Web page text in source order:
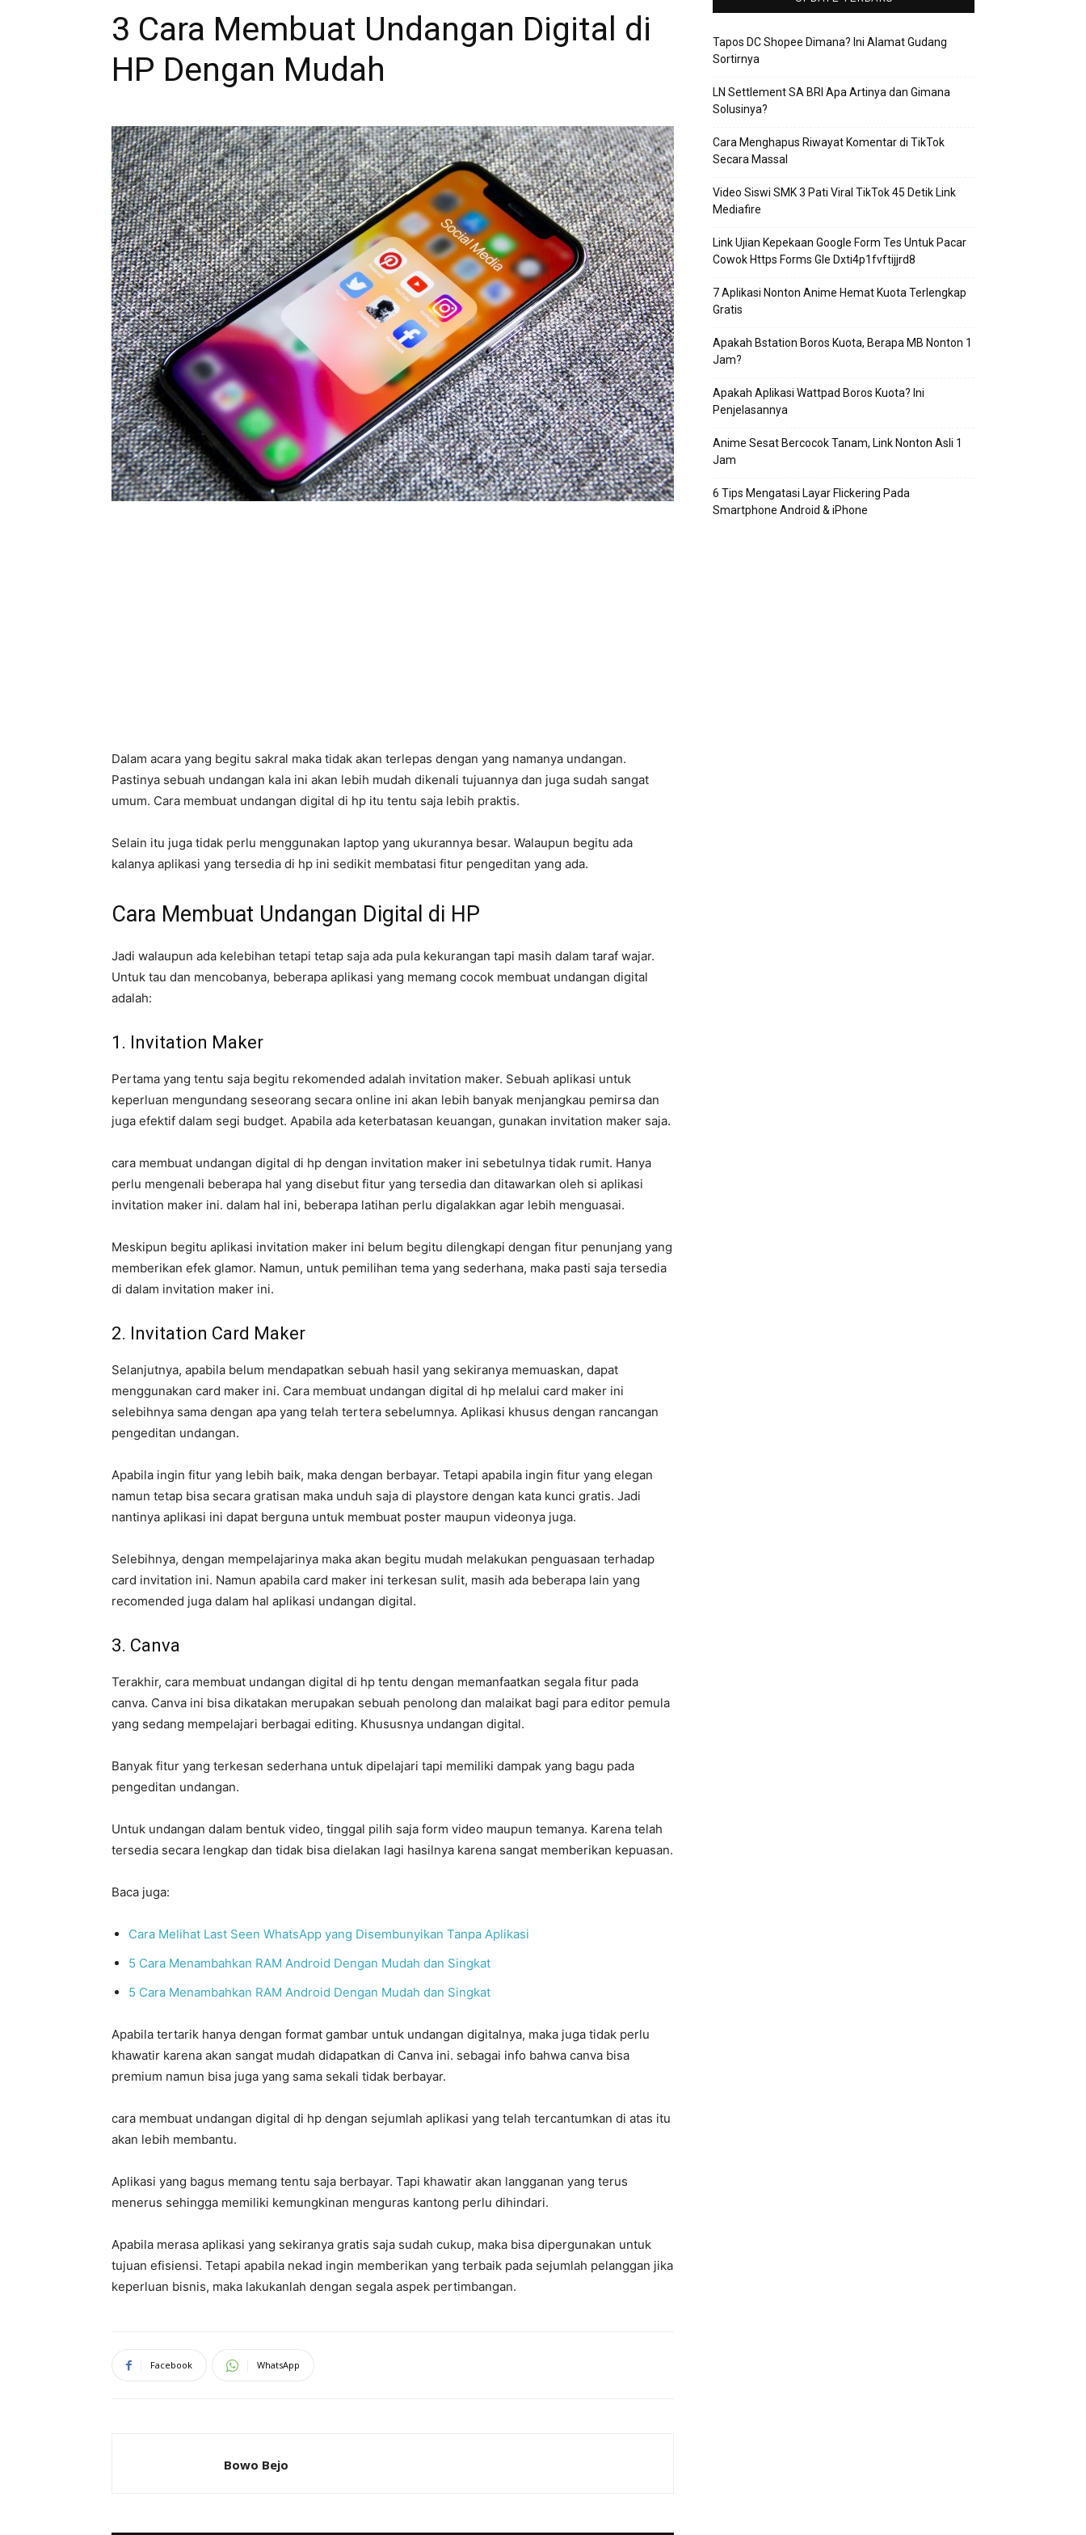
3 Cara Membuat Undangan Digital di
HP Dengan Mudah
Dalam acara yang begitu sakral maka tidak akan terlepas dengan yang namanya undangan.
Pastinya sebuah undangan kala ini akan lebih mudah dikenali tujuannya dan juga sudah sangat
umum. Cara membuat undangan digital di hp itu tentu saja lebih praktis.
Selain itu juga tidak perlu menggunakan laptop yang ukurannya besar. Walaupun begitu ada
kalanya aplikasi yang tersedia di hp ini sedikit membatasi fitur pengeditan yang ada.
Cara Membuat Undangan Digital di HP
Jadi walaupun ada kelebihan tetapi tetap saja ada pula kekurangan tapi masih dalam taraf wajar.
Untuk tau dan mencobanya, beberapa aplikasi yang memang cocok membuat undangan digital
adalah:
1. Invitation Maker
Pertama yang tentu saja begitu rekomended adalah invitation maker. Sebuah aplikasi untuk
keperluan mengundang seseorang secara online ini akan lebih banyak menjangkau pemirsa dan
juga efektif dalam segi budget. Apabila ada keterbatasan keuangan, gunakan invitation maker saja.
cara membuat undangan digital di hp dengan invitation maker ini sebetulnya tidak rumit. Hanya
perlu mengenali beberapa hal yang disebut fitur yang tersedia dan ditawarkan oleh si aplikasi
invitation maker ini. dalam hal ini, beberapa latihan perlu digalakkan agar lebih menguasai.
Meskipun begitu aplikasi invitation maker ini belum begitu dilengkapi dengan fitur penunjang yang
memberikan efek glamor. Namun, untuk pemilihan tema yang sederhana, maka pasti saja tersedia
di dalam invitation maker ini.
2. Invitation Card Maker
Selanjutnya, apabila belum mendapatkan sebuah hasil yang sekiranya memuaskan, dapat
menggunakan card maker ini. Cara membuat undangan digital di hp melalui card maker ini
selebihnya sama dengan apa yang telah tertera sebelumnya. Aplikasi khusus dengan rancangan
pengeditan undangan.
Apabila ingin fitur yang lebih baik, maka dengan berbayar. Tetapi apabila ingin fitur yang elegan
namun tetap bisa secara gratisan maka unduh saja di playstore dengan kata kunci gratis. Jadi
nantinya aplikasi ini dapat berguna untuk membuat poster maupun videonya juga.
Selebihnya, dengan mempelajarinya maka akan begitu mudah melakukan penguasaan terhadap
card invitation ini. Namun apabila card maker ini terkesan sulit, masih ada beberapa lain yang
recomended juga dalam hal aplikasi undangan digital.
3. Canva
Terakhir, cara membuat undangan digital di hp tentu dengan memanfaatkan segala fitur pada
canva. Canva ini bisa dikatakan merupakan sebuah penolong dan malaikat bagi para editor pemula
yang sedang mempelajari berbagai editing. Khususnya undangan digital.
Banyak fitur yang terkesan sederhana untuk dipelajari tapi memiliki dampak yang bagu pada
pengeditan undangan.
Untuk undangan dalam bentuk video, tinggal pilih saja form video maupun temanya. Karena telah
tersedia secara lengkap dan tidak bisa dielakan lagi hasilnya karena sangat memberikan kepuasan.
Baca juga:
Cara Melihat Last Seen WhatsApp yang Disembunyikan Tanpa Aplikasi
5 Cara Menambahkan RAM Android Dengan Mudah dan Singkat
5 Cara Menambahkan RAM Android Dengan Mudah dan Singkat
Apabila tertarik hanya dengan format gambar untuk undangan digitalnya, maka juga tidak perlu
khawatir karena akan sangat mudah didapatkan di Canva ini. sebagai info bahwa canva bisa
premium namun bisa juga yang sama sekali tidak berbayar.
cara membuat undangan digital di hp dengan sejumlah aplikasi yang telah tercantumkan di atas itu
akan lebih membantu.
Aplikasi yang bagus memang tentu saja berbayar. Tapi khawatir akan langganan yang terus
menerus sehingga memiliki kemungkinan menguras kantong perlu dihindari.
Apabila merasa aplikasi yang sekiranya gratis saja sudah cukup, maka bisa dipergunakan untuk
tujuan efisiensi. Tetapi apabila nekad ingin memberikan yang terbaik pada sejumlah pelanggan jika
keperluan bisnis, maka lakukanlah dengan segala aspek pertimbangan.
Facebook WhatsApp
Bowo Bejo
Tapos DC Shopee Dimana? Ini Alamat Gudang
Sortirnya
LN Settlement SA BRI Apa Artinya dan Gimana
Solusinya?
Cara Menghapus Riwayat Komentar di TikTok
Secara Massal
Video Siswi SMK 3 Pati Viral TikTok 45 Detik Link
Mediafire
Link Ujian Kepekaan Google Form Tes Untuk Pacar
Cowok Https Forms Gle Dxti4p1fvftijjrd8
7 Aplikasi Nonton Anime Hemat Kuota Terlengkap
Gratis
Apakah Bstation Boros Kuota, Berapa MB Nonton 1
Jam?
Apakah Aplikasi Wattpad Boros Kuota? Ini
Penjelasannya
Anime Sesat Bercocok Tanam, Link Nonton Asli 1
Jam
6 Tips Mengatasi Layar Flickering Pada
Smartphone Android & iPhone